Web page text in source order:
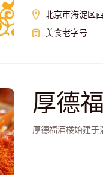
北京市海淀区
美食老字号
厚德
厚德福酒楼始建于